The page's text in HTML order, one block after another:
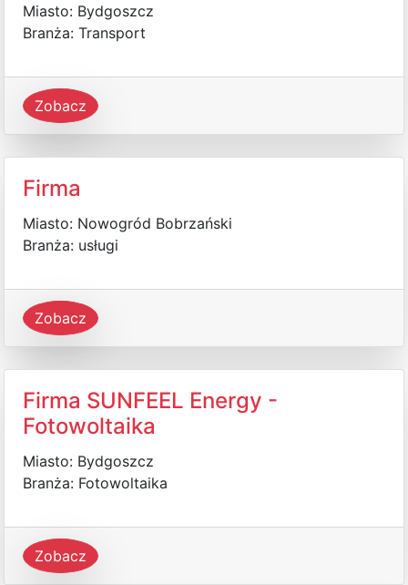
Miasto: Bydgoszcz
Branża: Transport
Zobacz
Firma
Miasto: Nowogród Bobrzański
Branża: usługi
Zobacz
Firma SUNFEEL Energy -
Fotowoltaika
Miasto: Bydgoszcz
Branża: Fotowoltaika
Zobacz